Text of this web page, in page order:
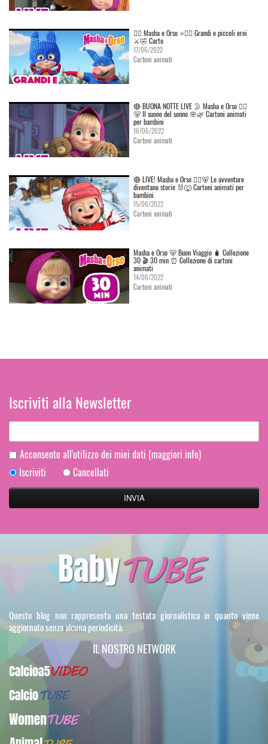
👱‍♀️ Masha e Orso ⭐🦸‍♀️ Grandi e piccoli eroi
⚔️🤣 Carto
17/06/2022
Cartoni animati
🔴 BUONA NOTTE LIVE 🌛 Masha e Orso 👱‍♀️
🐻 Il suono del sonno 🌸🌿 Cartoni animati
per bambini
16/06/2022
Cartoni animati
🔴 LIVE! Masha e Orso 👱‍♀️🐻 Le avventure
diventano storie 🐰🐺 Cartoni animati per
bambini
15/06/2022
Cartoni animati
Masha e Orso 🐻 Buon Viaggio 🧳 Сollezione
30 🎬 30 min ⏰ Collezione di cartoni
animati
14/06/2022
Cartoni animati
Iscriviti alla Newsletter
Acconsento all'utilizzo dei miei dati (maggiori info)
Iscriviti
Cancellati
Questo blog non rappresenta una testata giornalistica in quanto viene
aggiornato senza alcuna periodicità.
IL NOSTRO NETWORK
Calcioa5Video